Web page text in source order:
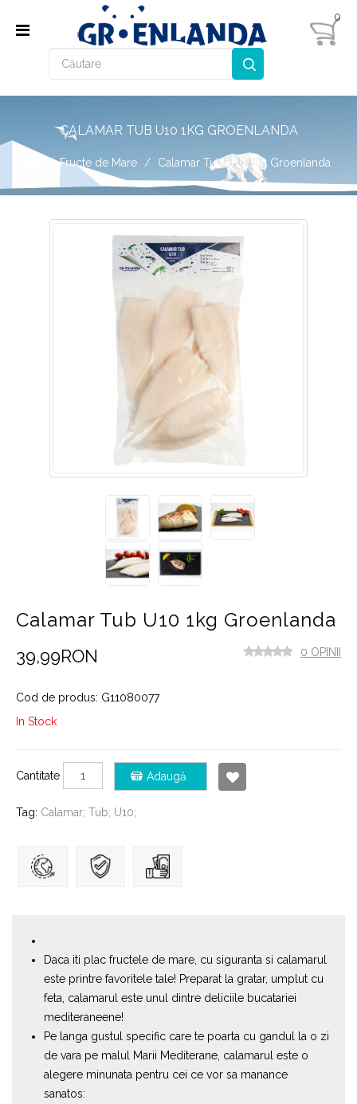
0
CALAMAR TUB U10 1KG GROENLANDA
Fructe de Mare Calamar Tub U10 1kg Groenlanda
Calamar Tub U10 1kg Groenlanda
39,99RON 0 OPINII
Cod de produs: G11080077
In Stock
Cantitate Adaugă
Tag: Calamar; Tub; U10;
Daca iti plac fructele de mare, cu siguranta si calamarul
este printre favoritele tale! Preparat la gratar, umplut cu
feta, calamarul este unul dintre deliciile bucatariei
mediteraneene!
Pe langa gustul specific care te poarta cu gandul la o zi
de vara pe malul Marii Mediterane, calamarul este o
alegere minunata pentru cei ce vor sa manance
sanatos: